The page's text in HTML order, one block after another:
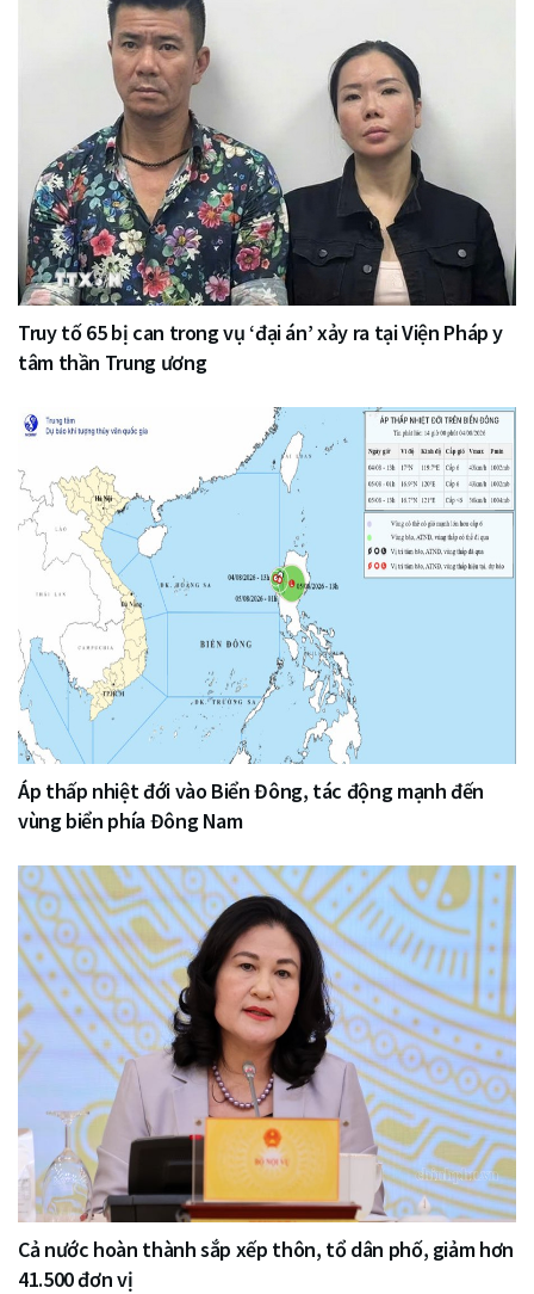
Truy tố 65 bị can trong vụ ‘đại án’ xảy ra tại Viện Pháp y
tâm thần Trung ương
Áp thấp nhiệt đới vào Biển Đông, tác động mạnh đến
vùng biển phía Đông Nam
Cả nước hoàn thành sắp xếp thôn, tổ dân phố, giảm hơn
41.500 đơn vị